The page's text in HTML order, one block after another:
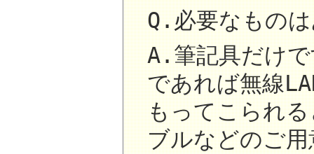
Q.必要なもの
A.筆記具だけ
であれば無線
もってこられ
ブルなどのご